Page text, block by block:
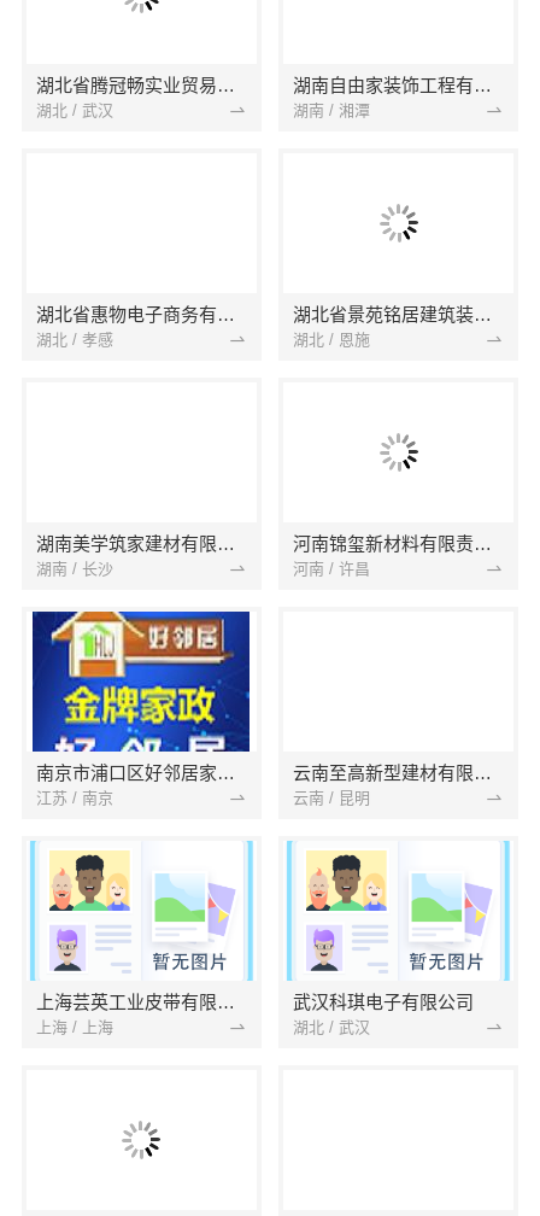
湖北省腾冠畅实业贸易有限公司
湖北 / 武汉
湖南自由家装饰工程有限公司
湖南 / 湘潭
湖北省惠物电子商务有限公司
湖北 / 孝感
湖北省景苑铭居建筑装饰有限公司
湖北 / 恩施
湖南美学筑家建材有限公司
湖南 / 长沙
河南锦玺新材料有限责任公司
河南 / 许昌
南京市浦口区好邻居家政服务中心
江苏 / 南京
云南至高新型建材有限公司
云南 / 昆明
上海芸英工业皮带有限公司
上海 / 上海
武汉科琪电子有限公司
湖北 / 武汉